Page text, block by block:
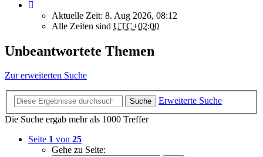
Aktuelle Zeit: 8. Aug 2026, 08:12
Alle Zeiten sind UTC+02:00
Unbeantwortete Themen
Zur erweiterten Suche
Suche
Erweiterte Suche
Die Suche ergab mehr als 1000 Treffer
Seite 1 von 25
Gehe zu Seite: